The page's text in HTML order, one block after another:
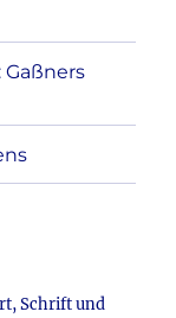
Schrift und